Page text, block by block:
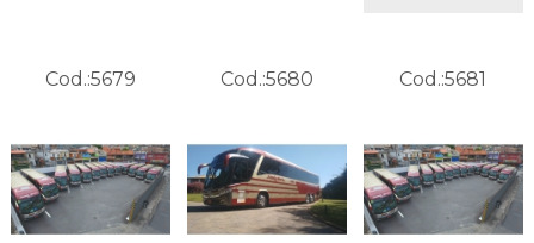
Cod.:5679 Cod.:5680 Cod.:5681